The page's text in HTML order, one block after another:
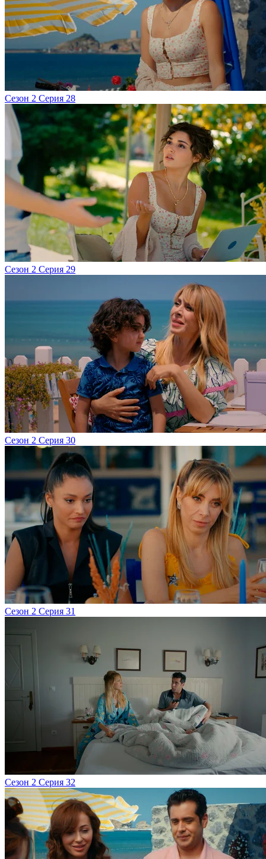
Сезон 2 Серия 28
Сезон 2 Серия 29
Сезон 2 Серия 30
Сезон 2 Серия 31
Сезон 2 Серия 32